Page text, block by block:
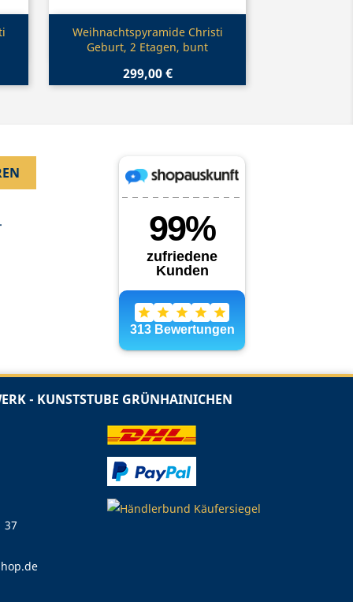
Vorschau
Weihnachtspyramide Christi
Geburt, 2 Etagen, bunt
299,00 €
- KUNSTSTUBE GRÜNHAINICHEN
37